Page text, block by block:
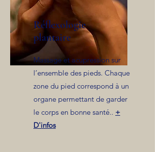
Réflexologie
plantaire
Massage et acupression sur
l’ensemble des pieds. Chaque
zone du pied correspond à un
organe permettant de garder
le corps en bonne santé.. +
D'infos